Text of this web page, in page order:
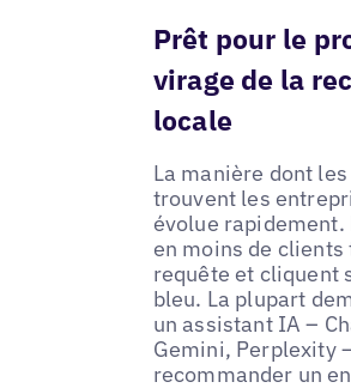
Prêt pour le
virage de la
locale
La manière dont
trouvent les
évolue rapidement.
en moins de clients
requête et cliquent
bleu. La plupart
un assistant IA –
Gemini, Perplexity
recommander un